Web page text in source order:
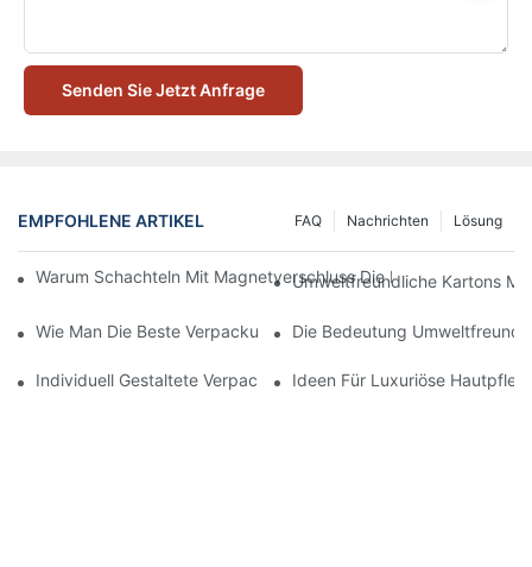
Senden Sie Jetzt Anfrage
EMPFOHLENE ARTIKEL Lösung
Nachrichten
FAQ
Warum Schachteln Mit Magnetverschluss Die Beste Wahl Für
Umweltfreundliche Kartons
Wie Man Die Beste Verpackung Für Hautpflegeprodukte Zum
Die Bedeutung
Individuell Gestaltete Verpackungen Für Hautpflegeprodukte,
Ideen Für Luxuriöse